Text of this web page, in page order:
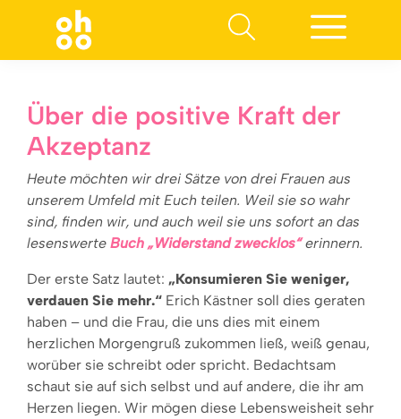
Über die positive Kraft der
Akzeptanz
Heute möchten wir drei Sätze von drei Frauen aus
unserem Umfeld mit Euch teilen. Weil sie so wahr
sind, finden wir, und auch weil sie uns sofort an das
lesenswerte Buch „Widerstand zwecklos“erinnern.
Der erste Satz lautet: „Konsumieren Sie weniger,
verdauen Sie mehr.“ Erich Kästner soll dies geraten
haben – und die Frau, die uns dies mit einem
herzlichen Morgengruß zukommen ließ, weiß genau,
worüber sie schreibt oder spricht. Bedachtsam
schaut sie auf sich selbst und auf andere, die ihr am
Herzen liegen. Wir mögen diese Lebensweisheit sehr